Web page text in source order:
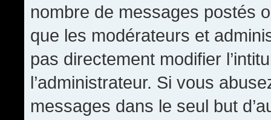
nombre de messages postés
que les modérateurs et
pas directement modifier
l’administrateur. Si vous
messages dans le seul but